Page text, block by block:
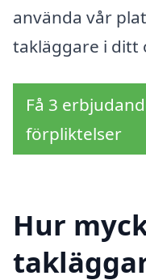
använda vår
takläggare i ditt
Få 3
förpliktelser
Hur